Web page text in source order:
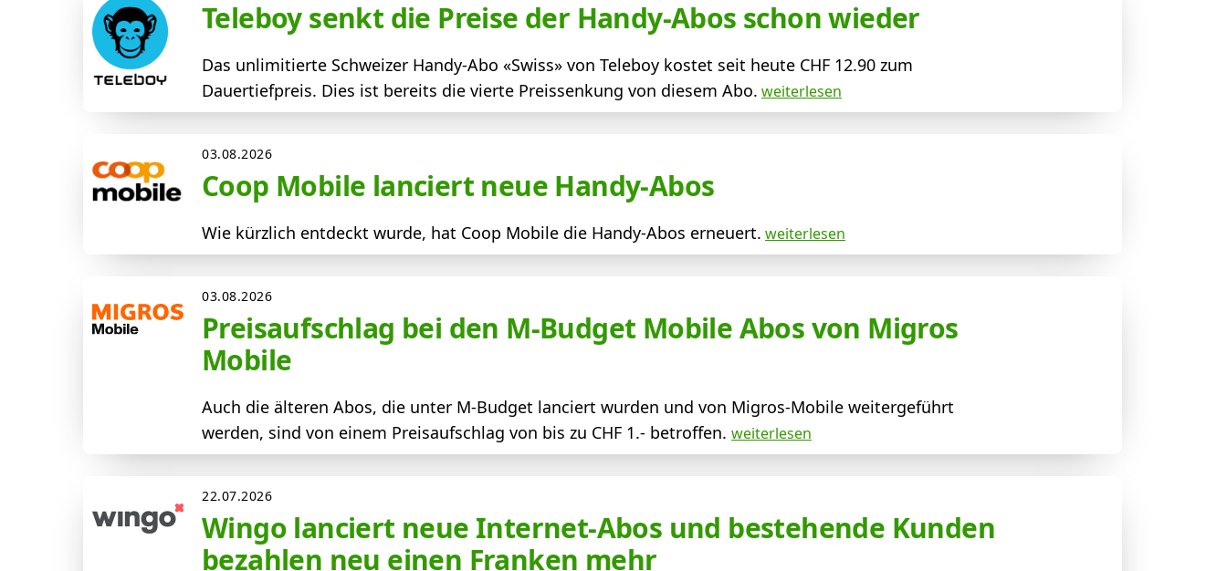
Teleboy senkt die Preise der Handy-Abos schon wieder
Das unlimitierte Schweizer Handy-Abo «Swiss» von Teleboy kostet seit heute CHF 12.90 zum
Dauertiefpreis. Dies ist bereits die vierte Preissenkung von diesem Abo. weiterlesen
03.08.2026
Coop Mobile lanciert neue Handy-Abos
Wie kürzlich entdeckt wurde, hat Coop Mobile die Handy-Abos erneuert. weiterlesen
03.08.2026
Preisaufschlag bei den M-Budget Mobile Abos von Migros
Mobile
Auch die älteren Abos, die unter M-Budget lanciert wurden und von Migros-Mobile weitergeführt
werden, sind von einem Preisaufschlag von bis zu CHF 1.- betroffen. weiterlesen
22.07.2026
Wingo lanciert neue Internet-Abos und bestehende Kunden
bezahlen neu einen Franken mehr